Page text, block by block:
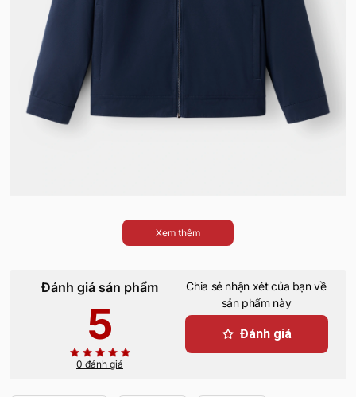
Xem thêm
Đánh giá sản phẩm
5
0 đánh giá
Chia sẻ nhận xét của bạn về
sản phẩm này
Đánh giá